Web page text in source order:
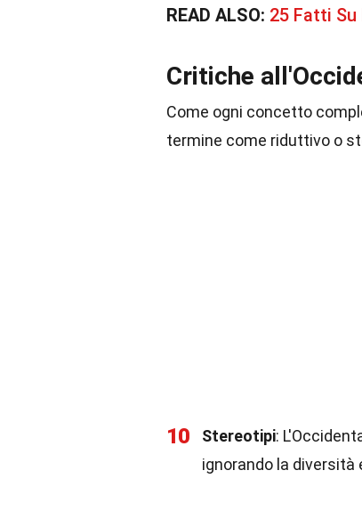
READ ALSO: 25 Fatti
Critiche
Come ogni concetto
termine come riduttivo o
10 Stereotipi:
ignorando la